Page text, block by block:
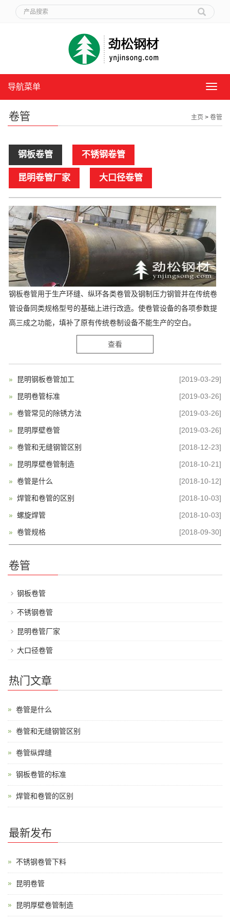
导
单
导航菜单
卷管 主页 > 卷管
钢板卷管 不锈钢卷管
昆明卷管厂家 大口径卷管
钢板卷管用于生产环缝、纵环各类卷管及钢制压力钢管并在传统卷
管设备同类规格型号的基础上进行改造。使卷管设备的各项参数提
高三成之功能，填补了原有传统卷制设备不能生产的空白。
查看
昆明钢板卷管加工 [2019-03-29]
昆明卷管标准 [2019-03-26]
卷管常见的除锈方法 [2019-03-26]
昆明厚壁卷管 [2019-03-26]
卷管和无缝钢管区别 [2018-12-23]
昆明厚壁卷管制造 [2018-10-21]
卷管是什么 [2018-10-12]
焊管和卷管的区别 [2018-10-03]
螺旋焊管 [2018-10-03]
卷管规格 [2018-09-30]
卷管
钢板卷管
不锈钢卷管
昆明卷管厂家
大口径卷管
热门文章
卷管是什么
卷管和无缝钢管区别
卷管纵焊缝
钢板卷管的标准
焊管和卷管的区别
最新发布
不锈钢卷管下料
昆明卷管
昆明厚壁卷管制造